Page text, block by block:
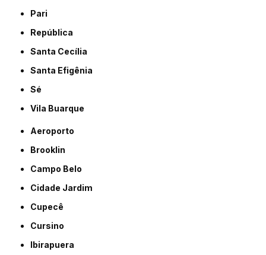
Pari
República
Santa Cecília
Santa Efigênia
Sé
Vila Buarque
Aeroporto
Brooklin
Campo Belo
Cidade Jardim
Cupecê
Cursino
Ibirapuera